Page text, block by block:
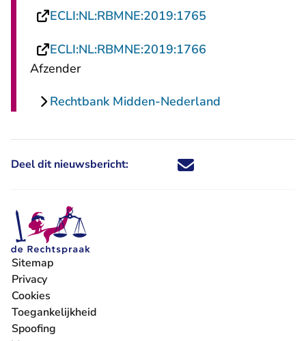
ECLI:NL:RBMNE:2019:1765
ECLI:NL:RBMNE:2019:1766
Afzender
Rechtbank Midden-Nederland
Deel dit nieuwsbericht: Deel dit nieuwsbericht via X -
Deel dit nieuwsbericht via
Deel dit nieuwsbericht
Deel dit
Sitemap
Privacy
Cookies
Toegankelijkheid
Spoofing